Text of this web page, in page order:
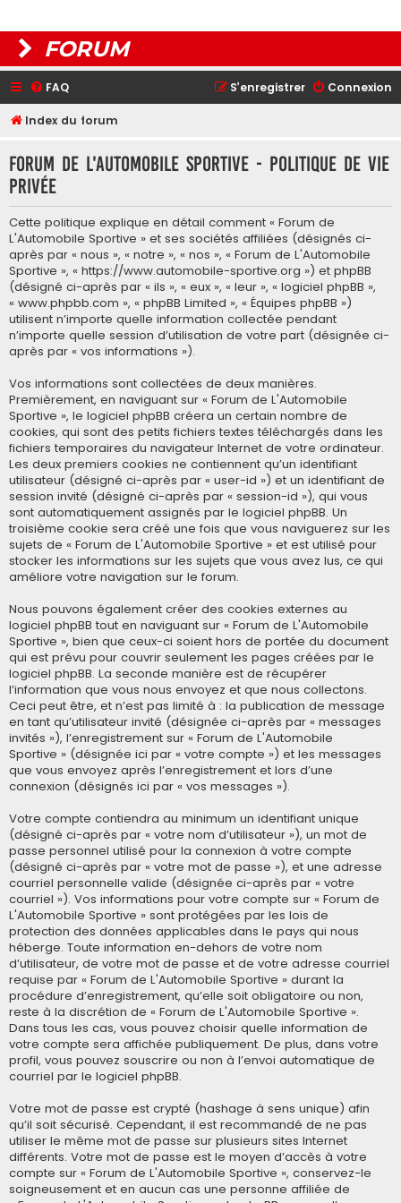
FORUM
FAQ Connexion
S’enregistrer
Index du forum
Forum de L'Automobile Sportive - Politique de vie
privée
Cette politique explique en détail comment « Forum de
L'Automobile Sportive » et ses sociétés affiliées (désignés ci-
après par « nous », « notre », « nos », « Forum de L'Automobile
Sportive », « https://www.automobile-sportive.org ») et phpBB
(désigné ci-après par « ils », « eux », « leur », « logiciel phpBB »,
« www.phpbb.com », « phpBB Limited », « Équipes phpBB »)
utilisent n’importe quelle information collectée pendant
n’importe quelle session d’utilisation de votre part (désignée ci-
après par « vos informations »).
Vos informations sont collectées de deux manières.
Premièrement, en naviguant sur « Forum de L'Automobile
Sportive », le logiciel phpBB créera un certain nombre de
cookies, qui sont des petits fichiers textes téléchargés dans les
fichiers temporaires du navigateur Internet de votre ordinateur.
Les deux premiers cookies ne contiennent qu’un identifiant
utilisateur (désigné ci-après par « user-id ») et un identifiant de
session invité (désigné ci-après par « session-id »), qui vous
sont automatiquement assignés par le logiciel phpBB. Un
troisième cookie sera créé une fois que vous naviguerez sur les
sujets de « Forum de L'Automobile Sportive » et est utilisé pour
stocker les informations sur les sujets que vous avez lus, ce qui
améliore votre navigation sur le forum.
Nous pouvons également créer des cookies externes au
logiciel phpBB tout en naviguant sur « Forum de L'Automobile
Sportive », bien que ceux-ci soient hors de portée du document
qui est prévu pour couvrir seulement les pages créées par le
logiciel phpBB. La seconde manière est de récupérer
l’information que vous nous envoyez et que nous collectons.
Ceci peut être, et n’est pas limité à : la publication de message
en tant qu’utilisateur invité (désignée ci-après par « messages
invités »), l’enregistrement sur « Forum de L'Automobile
Sportive » (désignée ici par « votre compte ») et les messages
que vous envoyez après l’enregistrement et lors d’une
connexion (désignés ici par « vos messages »).
Votre compte contiendra au minimum un identifiant unique
(désigné ci-après par « votre nom d’utilisateur »), un mot de
passe personnel utilisé pour la connexion à votre compte
(désigné ci-après par « votre mot de passe »), et une adresse
courriel personnelle valide (désignée ci-après par « votre
courriel »). Vos informations pour votre compte sur « Forum de
L'Automobile Sportive » sont protégées par les lois de
protection des données applicables dans le pays qui nous
héberge. Toute information en-dehors de votre nom
d’utilisateur, de votre mot de passe et de votre adresse courriel
requise par « Forum de L'Automobile Sportive » durant la
procédure d’enregistrement, qu’elle soit obligatoire ou non,
reste à la discrétion de « Forum de L'Automobile Sportive ».
Dans tous les cas, vous pouvez choisir quelle information de
votre compte sera affichée publiquement. De plus, dans votre
profil, vous pouvez souscrire ou non à l’envoi automatique de
courriel par le logiciel phpBB.
Votre mot de passe est crypté (hashage à sens unique) afin
qu’il soit sécurisé. Cependant, il est recommandé de ne pas
utiliser le même mot de passe sur plusieurs sites Internet
différents. Votre mot de passe est le moyen d’accès à votre
compte sur « Forum de L'Automobile Sportive », conservez-le
soigneusement et en aucun cas une personne affiliée de